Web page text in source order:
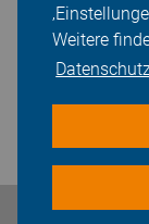
Weitere
Bleiben Sie in